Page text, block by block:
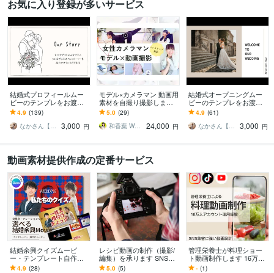
お気に入り登録が多いサービス
結婚式プロフィールムー
ビーのテンプレをお渡し
します 無料ツール「Canv
a」テンプレをお渡し、お
好きにアレンジ可
4.9 (139)
なかさん【Wedding Style】
3,000 円
モデル×カメラマン 動画用
素材を自撮り撮影します
TikTok・Insta・Youtubeに
使う動画素材提供
5.0 (29)
和香葉 Wakaba
24,000 円
結婚式オープニングムー
ビーのテンプレをお渡し
します 無料ツール「Canv
a」テンプレをお渡し、お
好きにアレンジ可
4.9 (61)
なかさん【Wedding Style】
3,000 円
動画素材提供作成の定番サービス
結婚余興クイズムービ
ー・テンプレート自作ま
す 私たちのクイズ/格付け
4.9 (28)
レシピ動画の制作（撮影/
編集）を承ります SNS、
ECサイト、自社HPなど、
5.0 (5)
管理栄養士が料理ショー
ト動画制作します 16万人
アカウント運用経験｜SN
- (1)